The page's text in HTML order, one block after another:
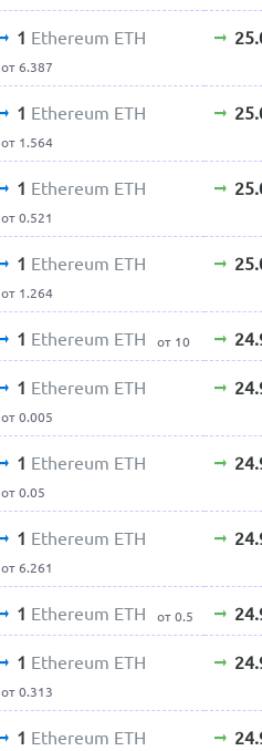
1 Ethereum ETH
от 6.387
1 Ethereum ETH
от 1.564
1 Ethereum ETH
от 0.521
1 Ethereum ETH
от 1.264
1 Ethereum ETH от 10
1 Ethereum ETH
от 0.005
1 Ethereum ETH
от 0.05
1 Ethereum ETH
от 6.261
1 Ethereum ETH от 0.5
1 Ethereum ETH
от 0.313
1 Ethereum ETH